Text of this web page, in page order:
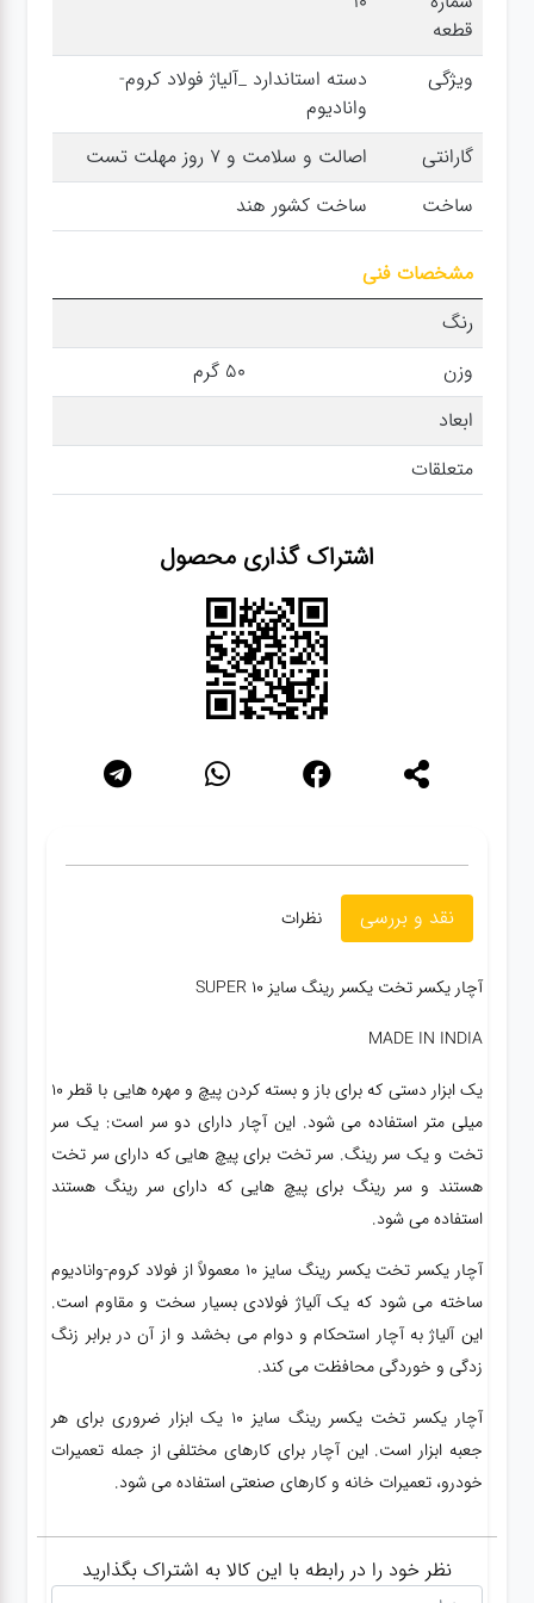
سنباده
کیف و
جبعه
ابزار
انواع
باتری ها
پمپ
تجهیزات
قطعه
ویژگی
دسته استاندارد _آلیاژ فولاد کروم-
وانادیوم
گارانتی
اصالت و سلامت و 7 روز مهلت تست
ساخت
ساخت کشور هند
مشخصات فنی
رنگ
وزن
۵۰ گرم
ابعاد
متعلقات
اشتراک گذاری محصول
نقد و بررسی نظرات
آچار یکسر تخت یکسر رینگ سایز 10 SUPER
MADE IN INDIA
یک ابزار دستی که برای باز و بسته کردن پیچ و مهره هایی با قطر 10
میلی متر استفاده می شود. این آچار دارای دو سر است: یک سر
تخت و یک سر رینگ. سر تخت برای پیچ هایی که دارای سر تخت
هستند و سر رینگ برای پیچ هایی که دارای سر رینگ هستند
استفاده می شود.
آچار یکسر تخت یکسر رینگ سایز 10 معمولاً از فولاد کروم-وانادیوم
ساخته می شود که یک آلیاژ فولادی بسیار سخت و مقاوم است.
این آلیاژ به آچار استحکام و دوام می بخشد و از آن در برابر زنگ
زدگی و خوردگی محافظت می کند.
آچار یکسر تخت یکسر رینگ سایز 10 یک ابزار ضروری برای هر
جعبه ابزار است. این آچار برای کارهای مختلفی از جمله تعمیرات
خودرو، تعمیرات خانه و کارهای صنعتی استفاده می شود.
نظر خود را در رابطه با این کالا به اشتراک بگذارید